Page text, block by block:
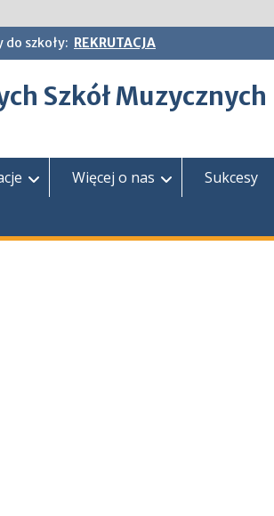
do szkoły: REKRUTACJA
Szkół Muzycznych
Więcej o nas Sukcesy